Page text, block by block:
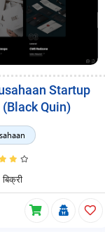
Startup
Quin)